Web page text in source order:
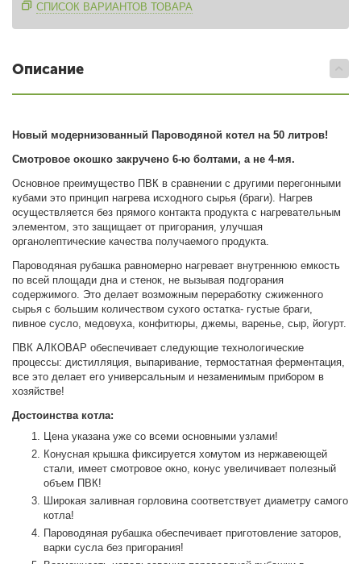
СПИСОК ВАРИАНТОВ ТОВАРА
Описание
Новый модернизованный Пароводяной котел на 50 литров!
Смотровое окошко закручено 6-ю болтами, а не 4-мя.
Основное преимущество ПВК в сравнении с другими перегонными
кубами это принцип нагрева исходного сырья (браги). Нагрев
осуществляется без прямого контакта продукта с нагревательным
элементом, это защищает от пригорания, улучшая
органолептические качества получаемого продукта.
Пароводяная рубашка равномерно нагревает внутреннюю емкость
по всей площади дна и стенок, не вызывая подгорания
содержимого. Это делает возможным переработку сжиженного
сырья с большим количеством сухого остатка- густые браги,
пивное сусло, медовуха, конфитюры, джемы, варенье, сыр, йогурт.
ПВК АЛКОВАР обеспечивает следующие технологические
процессы: дистилляция, выпаривание, термостатная ферментация,
все это делает его универсальным и незаменимым прибором в
хозяйстве!
Достоинства котла:
Цена указана уже со всеми основными узлами!
Конусная крышка фиксируется хомутом из нержавеющей
стали, имеет смотровое окно, конус увеличивает полезный
объем ПВК!
Широкая заливная горловина соответствует диаметру самого
котла!
Пароводяная рубашка обеспечивает приготовление заторов,
варки сусла без пригорания!